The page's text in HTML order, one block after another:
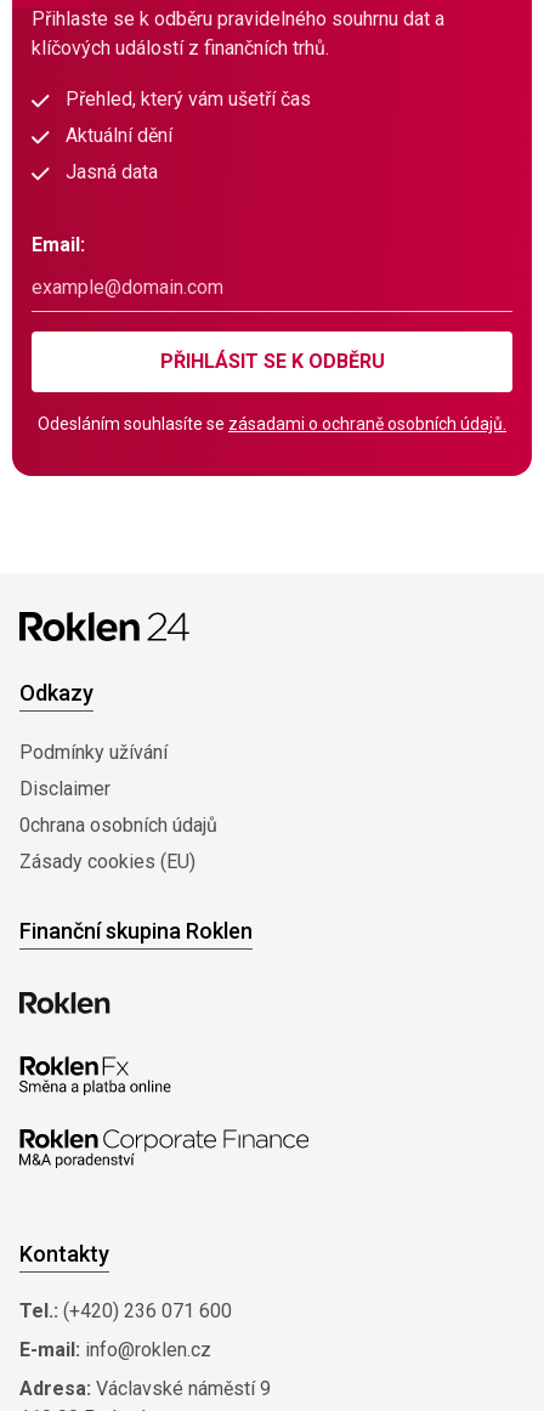
Přihlaste se k odběru pravidelného souhrnu dat a
klíčových událostí z finančních trhů.
Přehled, který vám ušetří čas
Aktuální dění
Jasná data
Email:
PŘIHLÁSIT SE K ODBĚRU
Odesláním souhlasíte se zásadami o ochraně osobních údajů.
Odkazy
Podmínky užívání
Disclaimer
0chrana osobních údajů
Zásady cookies (EU)
Finanční skupina Roklen
Kontakty
Tel.: (+420) 236 071 600
E-mail: info@roklen.cz
Adresa: Václavské náměstí 9